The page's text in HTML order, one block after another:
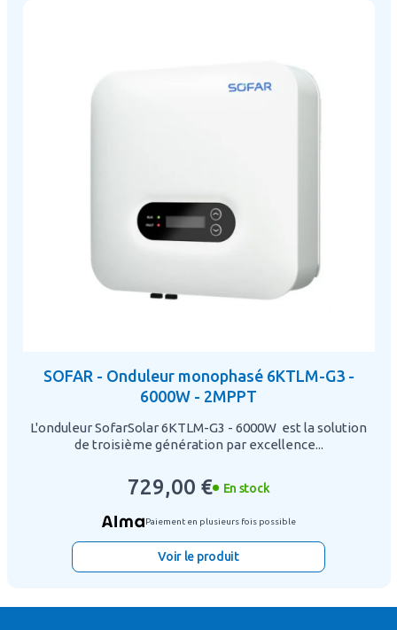
SOFAR - Onduleur monophasé 6KTLM-G3 -
6000W - 2MPPT
L'onduleur SofarSolar 6KTLM-G3 - 6000W est la solution
de troisième génération par excellence...
729,00 € En stock
Paiement en plusieurs fois possible
Voir le produit